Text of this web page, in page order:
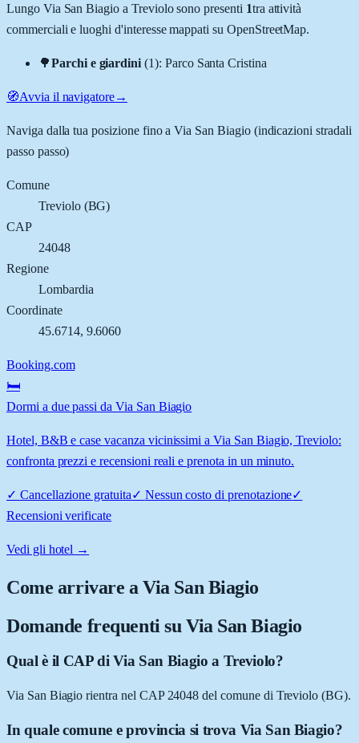
Lungo Via San Biagio a Treviolosono presenti 1tra attività
commerciali e luoghi d'interesse mappati su OpenStreetMap.
🌳Parchi e giardini (1): Parco Santa Cristina
🧭Avvia il navigatore→
Naviga dalla tua posizione fino aVia San Biagio(indicazioni stradali
passo passo)
Comune
Treviolo(BG)
CAP
24048
Regione
Lombardia
Coordinate
45.6714, 9.6060
Booking.com
🛏️
Dormi a due passi da Via San Biagio
Hotel, B&B e case vacanza vicinissimi a Via San Biagio, Treviolo:
confronta prezzi e recensioni reali e prenota in un minuto.
✓ Cancellazione gratuita✓ Nessun costo di prenotazione✓
Recensioni verificate
Vedi gli hotel →
Come arrivare aVia San Biagio
Domande frequenti su Via San Biagio
Qual è il CAP di Via San Biagio a Treviolo?
Via San Biagio rientra nel CAP 24048 del comune di Treviolo (BG).
In quale comune e provincia si trova Via San Biagio?